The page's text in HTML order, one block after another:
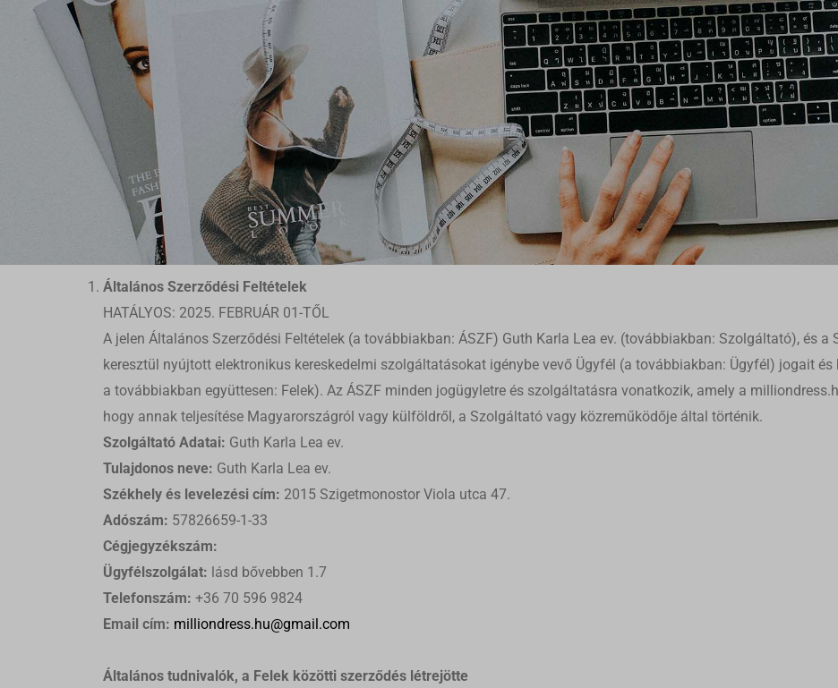
Általános Szerződési Feltételek
HATÁLYOS: 2025. FEBRUÁR 01-TŐL
A jelen Általános Szerződési Feltételek (a továbbiakban: ÁSZF) Guth Karla Lea ev. (továbbiakban: Szolgáltató), és
keresztül nyújtott elektronikus kereskedelmi szolgáltatásokat igénybe vevő Ügyfél (a továbbiakban: Ügyfél) jogait
a továbbiakban együttesen: Felek). Az ÁSZF minden jogügyletre és szolgáltatásra vonatkozik, amely a
hogy annak teljesítése Magyarországról vagy külföldről, a Szolgáltató vagy közreműködője által történik.
Szolgáltató Adatai: Guth Karla Lea ev.
Tulajdonos neve: Guth Karla Lea ev.
Székhely és levelezési cím: 2015 Szigetmonostor Viola utca 47.
Adószám: 57826659-1-33
Cégjegyzékszám:
Ügyfélszolgálat: lásd bővebben 1.7
Telefonszám: +36 70 596 9824
Email cím: milliondress.hu@gmail.com
Általános tudnivalók, a Felek közötti szerződés létrejötte